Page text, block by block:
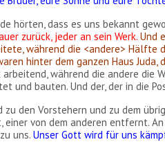
hörten, dass es uns bekannt
zurück, jeder an sein Werk.Und
während die <andere> Hälfte
hinter dem ganzen Haus Juda,
arbeitend, während die andere die
und bauten. Und der, der in die
zu den Vorstehern und zu dem
von dem anderen entfernt.
uns.Unser Gott wird für uns